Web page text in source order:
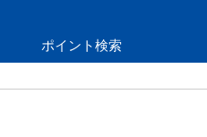
ポイント検索